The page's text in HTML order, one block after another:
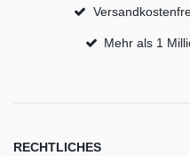
Mehr als 1
RECHTLICHES